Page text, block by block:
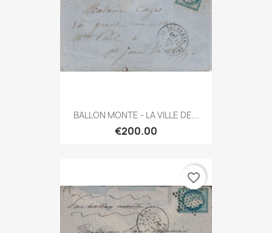
BALLON MONTE - LA VILLE DE...
€200.00
favorite_border